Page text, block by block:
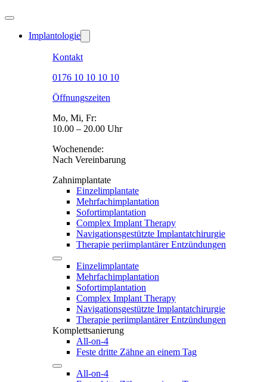
Implantologie
Kontakt
0176 10 10 10 10
Öffnungszeiten
Mo, Mi, Fr:
10.00 – 20.00 Uhr
Wochenende:
Nach Vereinbarung
Zahnimplantate
Einzelimplantate
Mehrfachimplantation
Sofortimplantation
Complex Implant Therapy
Navigationsgestützte Implantatchirurgie
Therapie periimplantärer Entzündungen
Einzelimplantate
Mehrfachimplantation
Sofortimplantation
Complex Implant Therapy
Navigationsgestützte Implantatchirurgie
Therapie periimplantärer Entzündungen
Komplettsanierung
All-on-4
Feste dritte Zähne an einem Tag
All-on-4